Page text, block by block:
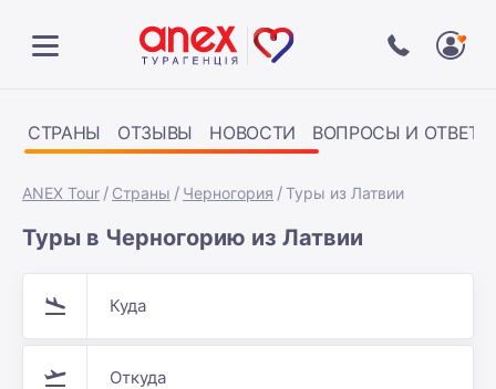
СТРАНЫ ОТЗЫВЫ НОВОСТИ ВОПРОСЫ И ОТВЕТЫ
ANEX Tour Страны Черногория Туры из Латвии
Туры в Черногорию из Латвии
Куда
Откуда